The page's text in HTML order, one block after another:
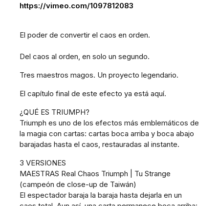
https://vimeo.com/1097812083
El poder de convertir el caos en orden.
Del caos al orden, en solo un segundo.
Tres maestros magos. Un proyecto legendario.
El capítulo final de este efecto ya está aquí.
¿QUÉ ES TRIUMPH?
Triumph es uno de los efectos más emblemáticos de
la magia con cartas: cartas boca arriba y boca abajo
barajadas hasta el caos, restauradas al instante.
3 VERSIONES
MAESTRAS Real Chaos Triumph | Tu Strange
(campeón de close-up de Taiwán)
El espectador baraja la baraja hasta dejarla en un